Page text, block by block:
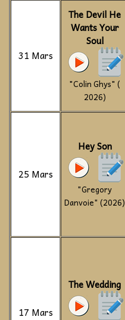
31 Mars
The Devil He
Wants Your
Soul
"Colin Ghys" (
2026)
25 Mars
Hey Son
"Gregory
Danvoie" (2026)
17 Mars
The Wedding